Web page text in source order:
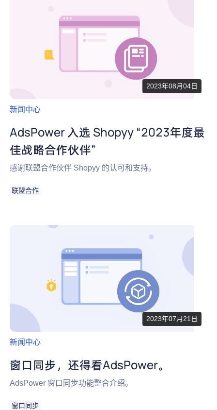
2023年08月04日
新闻中心
AdsPower 入选 Shopyy “2023年度最
佳战略合作伙伴”
感谢联盟合作伙伴 Shopyy 的认可和支持。
联盟合作
2023年07月21日
新闻中心
窗口同步，还得看AdsPower。
AdsPower 窗口同步功能整合介绍。
窗口同步